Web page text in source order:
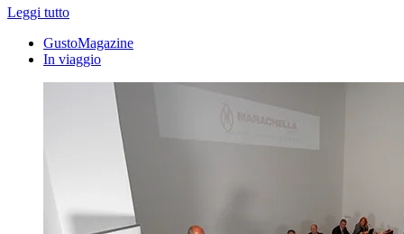
Leggi tutto
GustoMagazine
In viaggio